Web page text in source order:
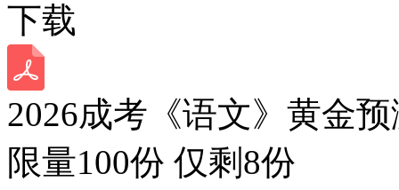
下载
2026成考《语文》黄金
限量100份 仅剩 8份